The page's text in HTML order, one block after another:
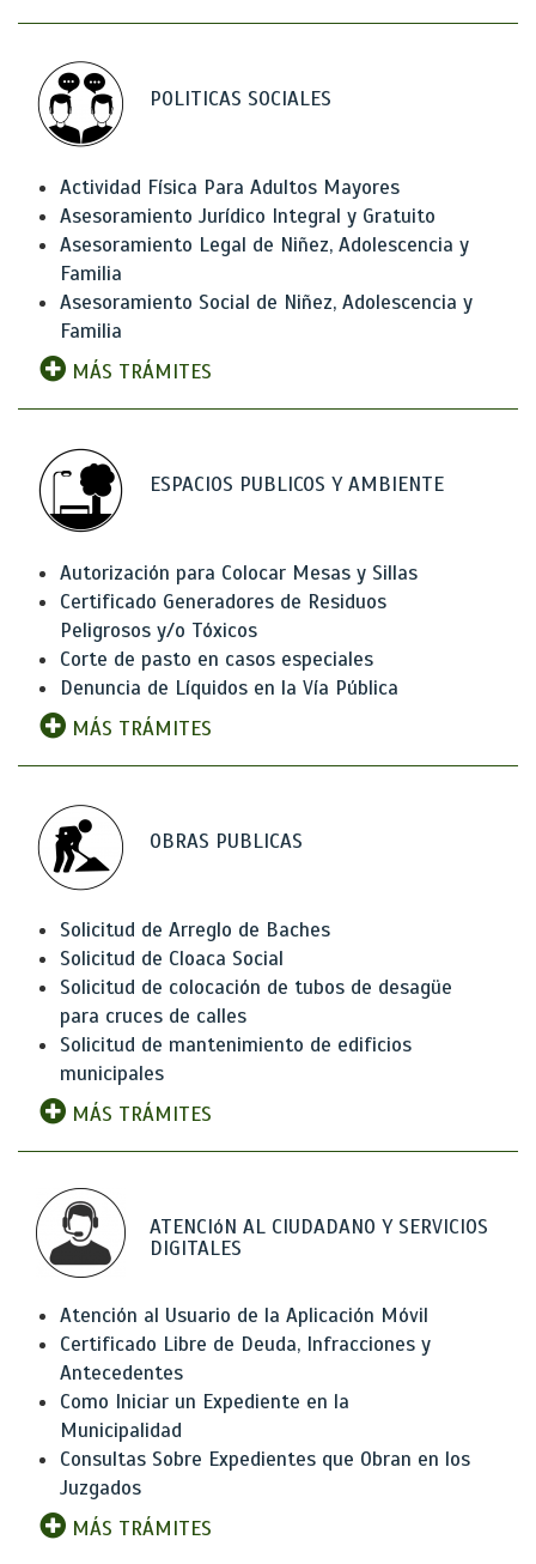
POLITICAS SOCIALES
Actividad Física Para Adultos Mayores
Asesoramiento Jurídico Integral y Gratuito
Asesoramiento Legal de Niñez, Adolescencia y
Familia
Asesoramiento Social de Niñez, Adolescencia y
Familia
MÁS TRÁMITES
ESPACIOS PUBLICOS Y AMBIENTE
Autorización para Colocar Mesas y Sillas
Certificado Generadores de Residuos
Peligrosos y/o Tóxicos
Corte de pasto en casos especiales
Denuncia de Líquidos en la Vía Pública
MÁS TRÁMITES
OBRAS PUBLICAS
Solicitud de Arreglo de Baches
Solicitud de Cloaca Social
Solicitud de colocación de tubos de desagüe
para cruces de calles
Solicitud de mantenimiento de edificios
municipales
MÁS TRÁMITES
ATENCIóN AL CIUDADANO Y SERVICIOS
DIGITALES
Atención al Usuario de la Aplicación Móvil
Certificado Libre de Deuda, Infracciones y
Antecedentes
Como Iniciar un Expediente en la
Municipalidad
Consultas Sobre Expedientes que Obran en los
Juzgados
MÁS TRÁMITES